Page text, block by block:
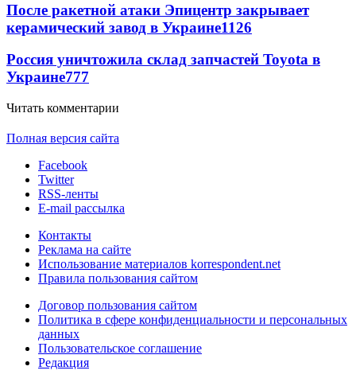
После ракетной атаки Эпицентр закрывает
керамический завод в Украине1126
Россия уничтожила склад запчастей Toyota в
Украине777
Читать комментарии
Полная версия сайта
Facebook
Twitter
RSS-ленты
E-mail рассылка
Контакты
Реклама на сайте
Использование материалов korrespondent.net
Правила пользования сайтом
Договор пользования сайтом
Политика в сфере конфиденциальности и персональных
данных
Пользовательское соглашение
Редакция